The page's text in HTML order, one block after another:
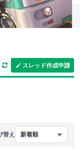
スレッド作成申請
替え 新着順